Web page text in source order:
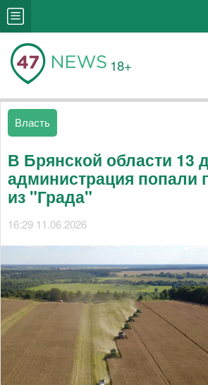
18+
Власть
В Брянской области 13
администрация попали
из "Града"
16:29 11.06.2026